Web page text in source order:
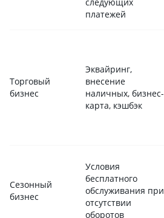
платежей
Торговый
бизнес
Эквайринг,
внесение
наличных, бизнес-
карта, кэшбэк
Сезонный
бизнес
Условия
бесплатного
обслуживания при
отсутствии
оборотов